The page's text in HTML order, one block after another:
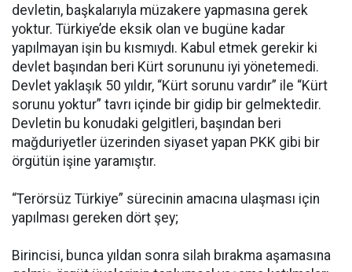
devletin, başkalarıyla müzakere yapmasına gerek
yoktur. Türkiye’de eksik olan ve bugüne kadar
yapılmayan işin bu kısmıydı. Kabul etmek gerekir ki
devlet başından beri Kürt sorununu iyi yönetemedi.
Devlet yaklaşık 50 yıldır, “Kürt sorunu vardır” ile “Kürt
sorunu yoktur” tavrı içinde bir gidip bir gelmektedir.
Devletin bu konudaki gelgitleri, başından beri
mağduriyetler üzerinden siyaset yapan PKK gibi bir
örgütün işine yaramıştır.
“Terörsüz Türkiye” sürecinin amacına ulaşması için
yapılması gereken dört şey;
Birincisi, bunca yıldan sonra silah bırakma aşamasına